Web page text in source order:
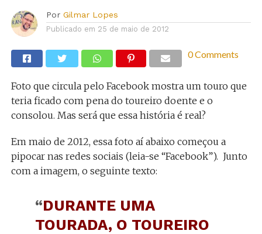
Por Gilmar Lopes
Publicado em 25 de maio de 2012
0 Comments
Foto que circula pelo Facebook mostra um touro que
teria ficado com pena do toureiro doente e o
consolou. Mas será que essa história é real?
Em maio de 2012, essa foto aí abaixo começou a
pipocar nas redes sociais (leia-se “Facebook”). Junto
com a imagem, o seguinte texto:
“DURANTE UMA
TOURADA, O TOUREIRO